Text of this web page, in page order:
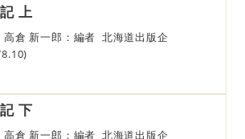
上
倉 新一郎：編者 北海道出版企
下
倉 新一郎：編者 北海道出版企